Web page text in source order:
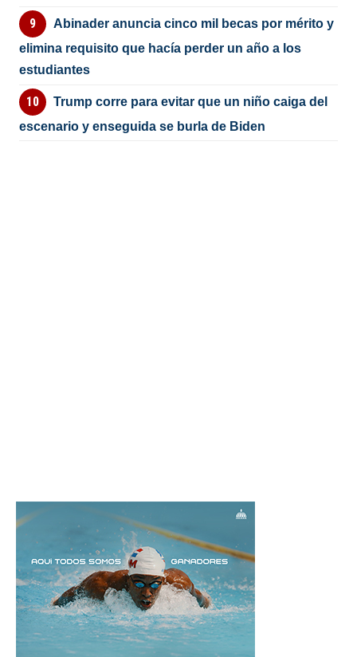
Abinader anuncia cinco mil becas por mérito y
elimina requisito que hacía perder un año a los
estudiantes
Trump corre para evitar que un niño caiga del
escenario y enseguida se burla de Biden